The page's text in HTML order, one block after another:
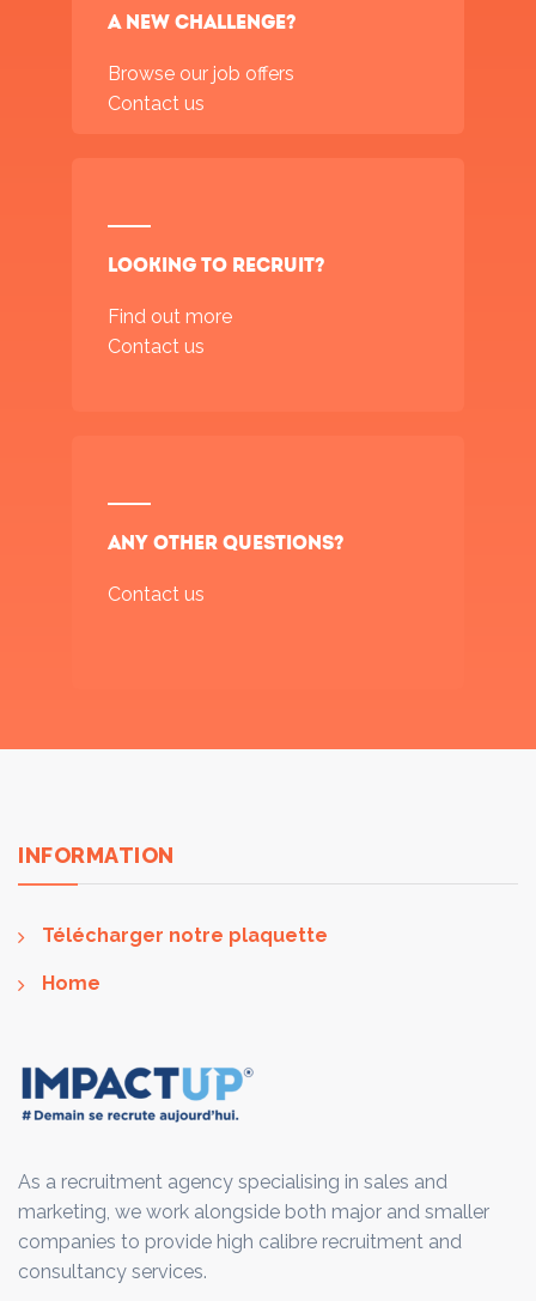
a new challenge?
Browse our job offers
Contact us
Looking to recruit?
Find out more
Contact us
Any other questions?
Contact us
INFORMATION
Télécharger notre plaquette
Home
As a recruitment agency specialising in sales and
marketing, we work alongside both major and smaller
companies to provide high calibre recruitment and
consultancy services.